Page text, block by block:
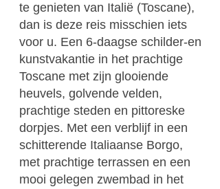
te genieten van Italië (Toscane),
dan is deze reis misschien iets
voor u. Een 6-daagse schilder-en
kunstvakantie in het prachtige
Toscane met zijn glooiende
heuvels, golvende velden,
prachtige steden en pittoreske
dorpjes. Met een verblijf in een
schitterende Italiaanse Borgo,
met prachtige terrassen en een
mooi gelegen zwembad in het